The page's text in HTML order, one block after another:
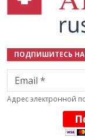
ПОДПИШИТЕСЬ
Email
Адрес электронной